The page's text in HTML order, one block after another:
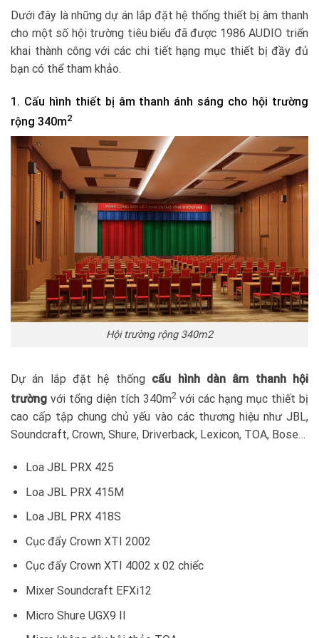
Dưới đây là những dự án lắp đặt hệ thống thiết bị âm thanh
cho một số hội trường tiêu biểu đã được 1986 AUDIO triển
khai thành công với các chi tiết hạng mục thiết bị đầy đủ
bạn có thể tham khảo.
1. Cấu hình thiết bị âm thanh ánh sáng cho hội trường
rộng 340m2
Hội trường rộng 340m2
Dự án lắp đặt hệ thống cấu hình dàn âm thanh hội
trường với tổng diện tích 340m2 với các hạng mục thiết bị
cao cấp tập chung chủ yếu vào các thương hiệu như JBL,
Soundcraft, Crown, Shure, Driverback, Lexicon, TOA, Bose…
Loa JBL PRX 425
Loa JBL PRX 415M
Loa JBL PRX 418S
Cục đẩy Crown XTI 2002
Cục đẩy Crown XTI 4002 x 02 chiếc
Mixer Soundcraft EFXi12
Micro Shure UGX9 II